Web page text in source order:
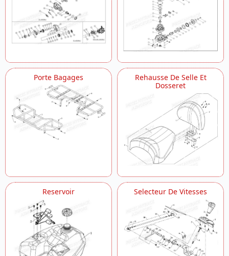
Porte Bagages
Rehausse De Selle Et
Dosseret
Reservoir Selecteur De Vitesses